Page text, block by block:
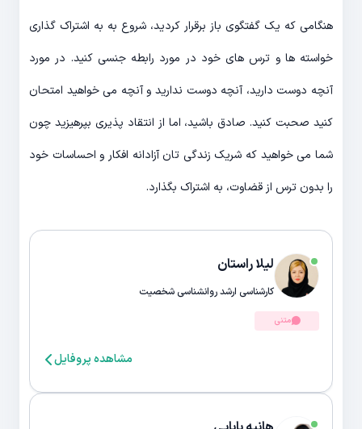
هنگامی که یک گفتگوی باز برقرار کردید، شروع به به اشتراک گذاری
خواسته ها و ترس های خود در مورد رابطه جنسی کنید. در مورد
آنچه دوست دارید، آنچه دوست ندارید و آنچه می خواهید امتحان
کنید صحبت کنید. صادق باشید، اما از انتقاد پذیری بپرهیزید چون
شما می خواهید که شریک زندگی تان آزادانه افکار و احساسات خود
را بدون ترس از قضاوت، به اشتراک بگذارد.
لیلا راستان
کارشناسی ارشد روانشناسی شخصیت
متنی
مشاهده پروفایل